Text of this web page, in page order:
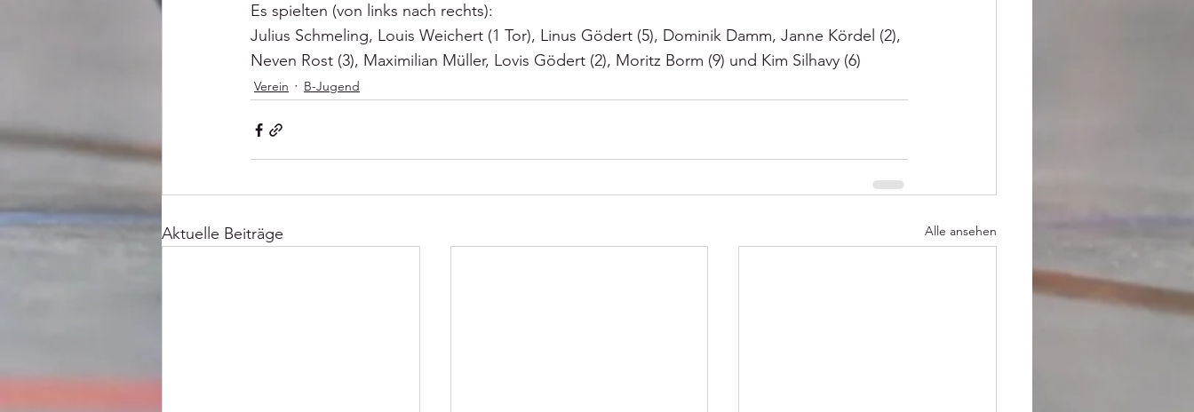
Es spielten (von links nach rechts):
Julius Schmeling, Louis Weichert (1 Tor), Linus Gödert (5), Dominik Damm, Janne Kördel (2),
Neven Rost (3), Maximilian Müller, Lovis Gödert (2), Moritz Borm (9) und Kim Silhavy (6)
Verein B-Jugend
Aktuelle Beiträge Alle ansehen